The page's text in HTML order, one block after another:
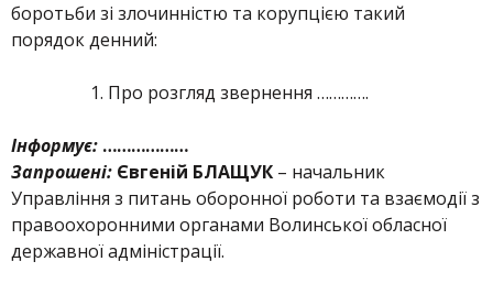
боротьби зі злочинністю та корупцією такий
порядок денний:
Про розгляд звернення ………….
Інформує: ………………
Запрошені: Євгеній БЛАЩУК – начальник
Управління з питань оборонної роботи та взаємодії з
правоохоронними органами Волинської обласної
державної адміністрації.